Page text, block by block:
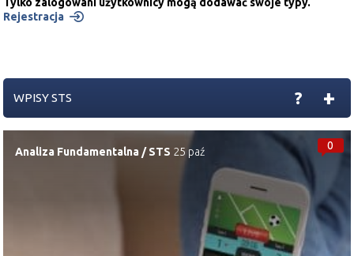
Rejestracja
WPISY STS +
?
0
Analiza Fundamentalna /STS 25 paź